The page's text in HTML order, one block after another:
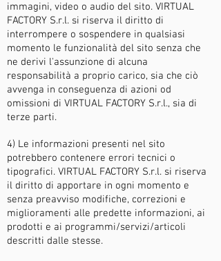
immagini, video o audio del sito. VIRTUAL
FACTORY S.r.l. si riserva il diritto di
interrompere o sospendere in qualsiasi
momento le funzionalità del sito senza che
ne derivi l'assunzione di alcuna
responsabilità a proprio carico, sia che ciò
avvenga in conseguenza di azioni od
omissioni di VIRTUAL FACTORY S.r.l., sia di
terze parti.
4) Le informazioni presenti nel sito
potrebbero contenere errori tecnici o
tipografici. VIRTUAL FACTORY S.r.l. si riserva
il diritto di apportare in ogni momento e
senza preavviso modifiche, correzioni e
miglioramenti alle predette informazioni, ai
prodotti e ai programmi/servizi/articoli
descritti dalle stesse.